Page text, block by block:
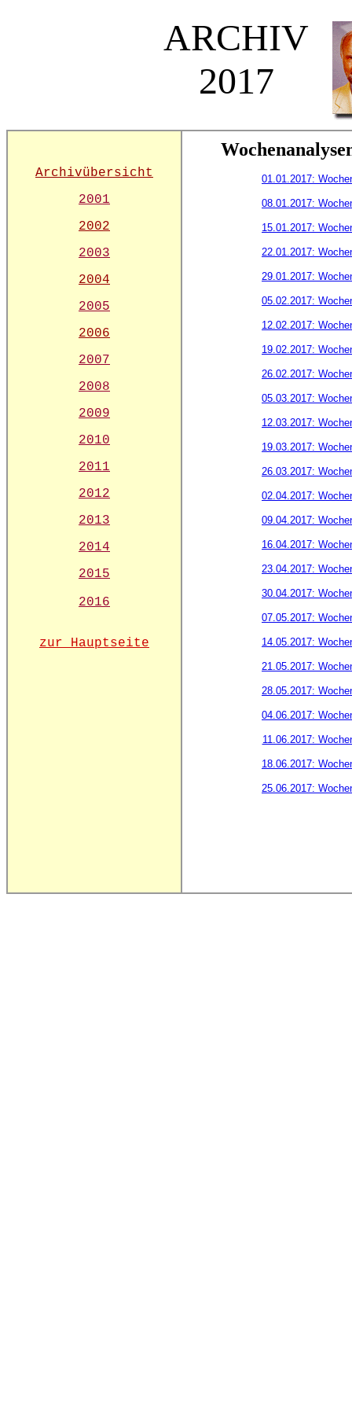
ARCHIV
2017
Archivübersicht
2001
2002
2003
2004
2005
2006
2007
2008
2009
2010
2011
2012
2013
2014
2015
2016
zur Hauptseite
01.01.2017:
08.01.2017:
15.01.2017:
22.01.2017:
29.01.2017:
05.02.2017:
12.02.2017:
19.02.2017:
26.02.2017:
05.03.2017:
12.03.2017:
19.03.2017:
26.03.2017:
02.04.2017:
09.04.2017:
16.04.2017:
23.04.2017:
30.04.2017:
07.05.2017:
14.05.2017:
21.05.2017:
28.05.2017:
04.06.2017:
11.06.2017:
18.06.2017:
25.06.2017: